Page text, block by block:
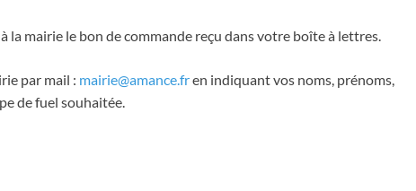
la mairie le bon de commande reçu dans votre boîte à lettres.
par mail : mairie@amance.fren indiquant vos noms, prénoms,
de fuel souhaitée.